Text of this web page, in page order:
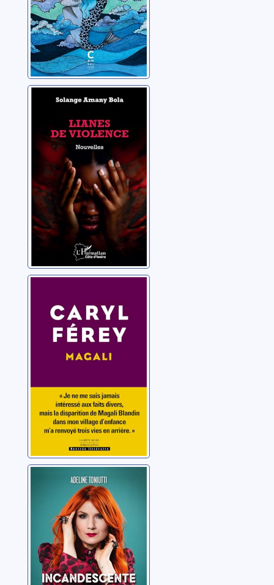
Lianes de
Bola, Solange Amany
Férey, Caryl
Incandescente
pour toujours
Toniutti, Adeline